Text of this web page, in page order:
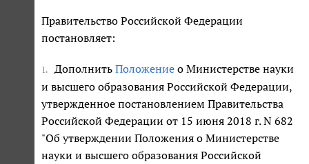
Правительство Российской Федерации
постановляет:
1. Дополнить Положение о Министерстве науки
и высшего образования Российской Федерации,
утвержденное постановлением Правительства
Российской Федерации от 15 июня 2018 г. N 682
"Об утверждении Положения о Министерстве
науки и высшего образования Российской